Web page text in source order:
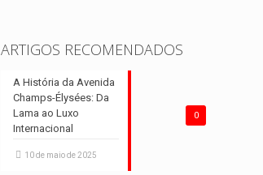
ARTIGOS RECOMENDADOS
0
A História da Avenida
Champs-Élysées: Da
Lama ao Luxo
Internacional
10 de maio de 2025